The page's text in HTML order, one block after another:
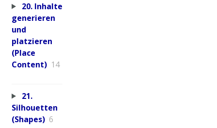
20. Inhalte
generieren
und
platzieren
(Place
Content) 14
21.
Silhouetten
(Shapes) 6